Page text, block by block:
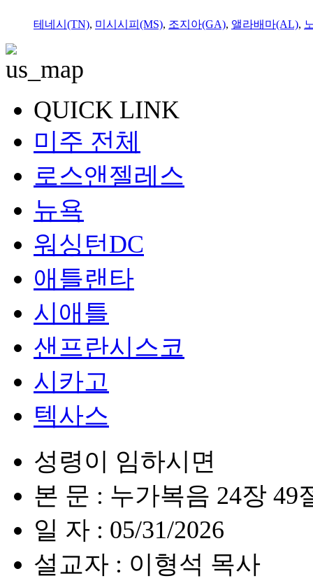
테네시(TN), 미시시피(MS), 조지아(GA), 앨라배마(AL),
QUICK LINK
미주 전체
로스앤젤레스
뉴욕
워싱턴DC
애틀랜타
시애틀
샌프란시스코
시카고
텍사스
성령이 임하시면
본 문 : 누가복음 24장 49
일 자 : 05/31/2026
설교자 : 이형석 목사